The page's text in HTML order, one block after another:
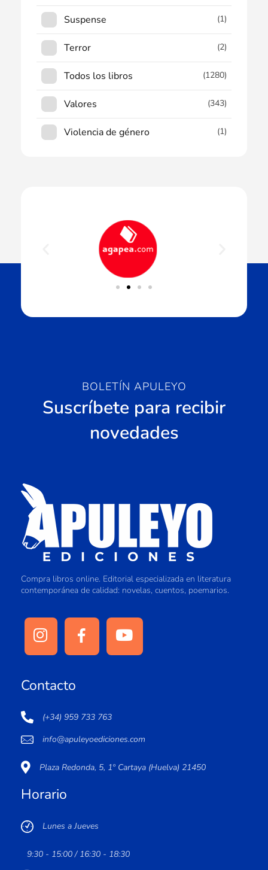
Suspense (1)
Terror (2)
Todos los libros (1280)
Valores (343)
Violencia de género (1)
BOLETÍN APULEYO
Suscríbete para recibir
novedades
Compra libros online. Editorial especializada en literatura
contemporánea de calidad: novelas, cuentos, poemarios.
Contacto
(+34) 959 733 763
info@apuleyoediciones.com
Plaza Redonda, 5, 1º Cartaya (Huelva) 21450
Horario
Lunes a Jueves
9:30 - 15:00 / 16:30 - 18:30